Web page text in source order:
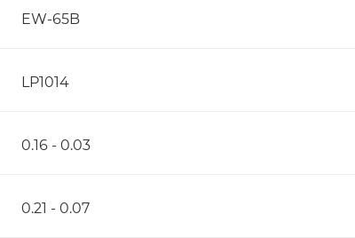
EW-65B
LP1014
0.16 - 0.03
0.21 - 0.07